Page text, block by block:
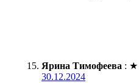
Ярина Тимофеева : ★
30.12.2024